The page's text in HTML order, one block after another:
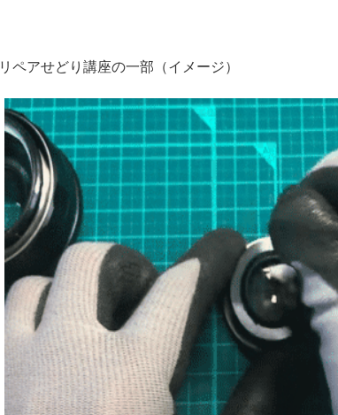
リペアせどり講座の一部（イメージ）